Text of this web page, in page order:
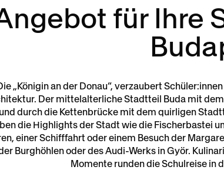
für Ihre
„Königin an der Donau“, verzaubert
Der mittelalterliche Stadtteil Buda mit
und durch die Kettenbrücke mit dem quirligen
die Highlights der Stadt wie die Fischerbastei
einer Schifffahrt oder einem Besuch der
Burghöhlen oder des Audi-Werks in Györ.
Momente runden die Schulreise in